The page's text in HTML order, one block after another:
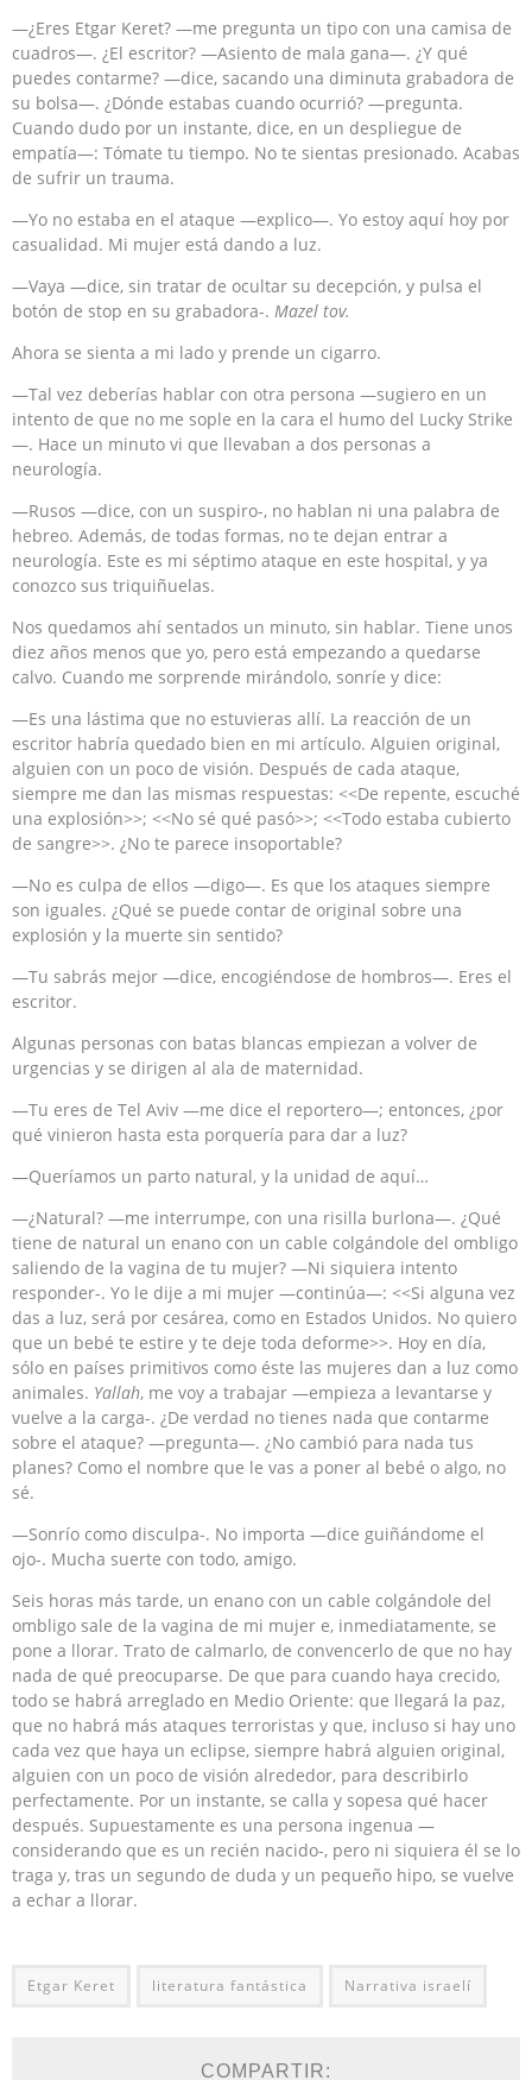
—¿Eres Etgar Keret? —me pregunta un tipo con una camisa de
cuadros—. ¿El escritor? —Asiento de mala gana—. ¿Y qué
puedes contarme? —dice, sacando una diminuta grabadora de
su bolsa—. ¿Dónde estabas cuando ocurrió? —pregunta.
Cuando dudo por un instante, dice, en un despliegue de
empatía—: Tómate tu tiempo. No te sientas presionado. Acabas
de sufrir un trauma.
—Yo no estaba en el ataque —explico—. Yo estoy aquí hoy por
casualidad. Mi mujer está dando a luz.
—Vaya —dice, sin tratar de ocultar su decepción, y pulsa el
botón de stop en su grabadora-. Mazel tov.
Ahora se sienta a mi lado y prende un cigarro.
—Tal vez deberías hablar con otra persona —sugiero en un
intento de que no me sople en la cara el humo del Lucky Strike
—. Hace un minuto vi que llevaban a dos personas a
neurología.
—Rusos —dice, con un suspiro-, no hablan ni una palabra de
hebreo. Además, de todas formas, no te dejan entrar a
neurología. Este es mi séptimo ataque en este hospital, y ya
conozco sus triquiñuelas.
Nos quedamos ahí sentados un minuto, sin hablar. Tiene unos
diez años menos que yo, pero está empezando a quedarse
calvo. Cuando me sorprende mirándolo, sonríe y dice:
—Es una lástima que no estuvieras allí. La reacción de un
escritor habría quedado bien en mi artículo. Alguien original,
alguien con un poco de visión. Después de cada ataque,
siempre me dan las mismas respuestas: <<De repente, escuché
una explosión>>; <<No sé qué pasó>>; <<Todo estaba cubierto
de sangre>>. ¿No te parece insoportable?
—No es culpa de ellos —digo—. Es que los ataques siempre
son iguales. ¿Qué se puede contar de original sobre una
explosión y la muerte sin sentido?
—Tu sabrás mejor —dice, encogiéndose de hombros—. Eres el
escritor.
Algunas personas con batas blancas empiezan a volver de
urgencias y se dirigen al ala de maternidad.
—Tu eres de Tel Aviv —me dice el reportero—; entonces, ¿por
qué vinieron hasta esta porquería para dar a luz?
—Queríamos un parto natural, y la unidad de aquí…
—¿Natural? —me interrumpe, con una risilla burlona—. ¿Qué
tiene de natural un enano con un cable colgándole del ombligo
saliendo de la vagina de tu mujer? —Ni siquiera intento
responder-. Yo le dije a mi mujer —continúa—: <<Si alguna vez
das a luz, será por cesárea, como en Estados Unidos. No quiero
que un bebé te estire y te deje toda deforme>>. Hoy en día,
sólo en países primitivos como éste las mujeres dan a luz como
animales. Yallah, me voy a trabajar —empieza a levantarse y
vuelve a la carga-. ¿De verdad no tienes nada que contarme
sobre el ataque? —pregunta—. ¿No cambió para nada tus
planes? Como el nombre que le vas a poner al bebé o algo, no
sé.
—Sonrío como disculpa-. No importa —dice guiñándome el
ojo-. Mucha suerte con todo, amigo.
Seis horas más tarde, un enano con un cable colgándole del
ombligo sale de la vagina de mi mujer e, inmediatamente, se
pone a llorar. Trato de calmarlo, de convencerlo de que no hay
nada de qué preocuparse. De que para cuando haya crecido,
todo se habrá arreglado en Medio Oriente: que llegará la paz,
que no habrá más ataques terroristas y que, incluso si hay uno
cada vez que haya un eclipse, siempre habrá alguien original,
alguien con un poco de visión alrededor, para describirlo
perfectamente. Por un instante, se calla y sopesa qué hacer
después. Supuestamente es una persona ingenua —
considerando que es un recién nacido-, pero ni siquiera él se lo
traga y, tras un segundo de duda y un pequeño hipo, se vuelve
a echar a llorar.
Etgar Keret literatura fantástica Narrativa israelí
COMPARTIR: